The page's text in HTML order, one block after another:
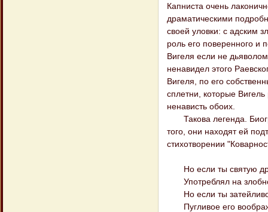
Капниста очень
драматическими
своей уловки: с адским
роль его поверенного и
Вигеля если не
ненавидел этого
Вигеля, по его
сплетни, которые
ненависть обоих.
Такова легенда.
того, они находят ей
стихотворении
Но если ты святую
Употреблял на
Но если ты
Пугливое его